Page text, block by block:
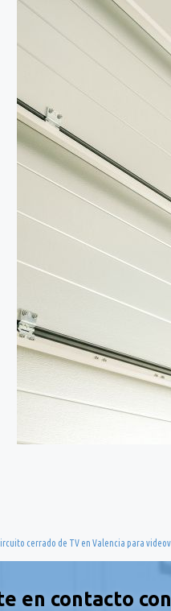
cerrado de TV en Valencia para
en contacto